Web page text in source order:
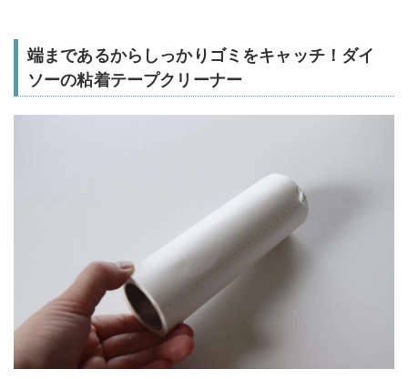
端まであるからしっかりゴミをキャッチ！ダイ
ソーの粘着テープクリーナー